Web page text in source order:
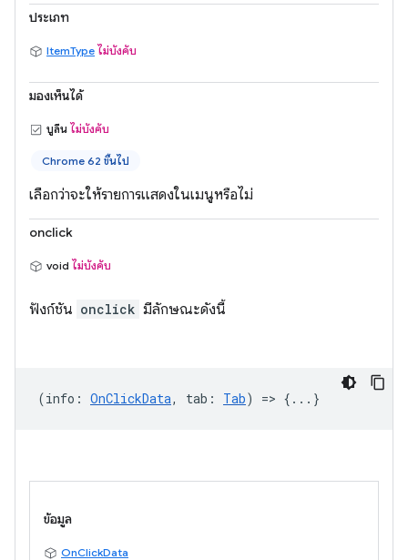
ประเภท
ItemType ไม่บังคับ
มองเห็นได้
บูลีน ไม่บังคับ
Chrome 62 ขึ้นไป
เลือกว่าจะให้รายการแสดงในเมนูหรือไม่
onclick
void ไม่บังคับ
ฟังก์ชัน onclick มีลักษณะดังนี้
(info : OnClickData, tab : Tab) => {...}
ข้อมูล
OnClickData